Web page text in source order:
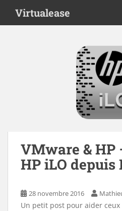
i
Virtualease
VMware & HP
HP iLO depuis
28 novembre 2016
Un petit post pour aider